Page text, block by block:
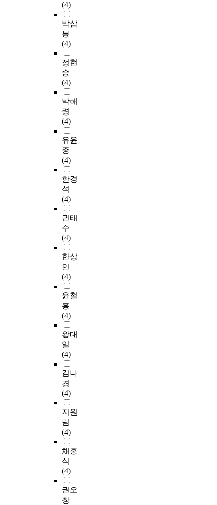
(4)
박삼
봉
(4)
정현
승
(4)
박해
령
(4)
유윤
종
(4)
한경
석
(4)
권태
수
(4)
한상
인
(4)
윤철
홍
(4)
왕대
일
(4)
김나
경
(4)
지원
림
(4)
채홍
식
(4)
권오
창